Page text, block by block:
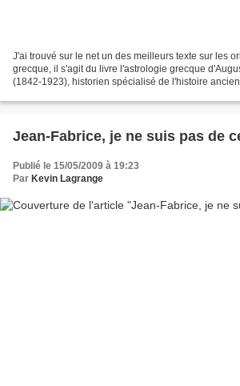
J'ai trouvé sur le net un des meilleurs texte sur les
grecque, il s'agit du livre l'astrologie grecque
(1842-1923), historien spécialisé de l'histoire
Jean-Fabrice, je ne suis pas de
Publié le 15/05/2009 à 19:23
Par Kevin Lagrange